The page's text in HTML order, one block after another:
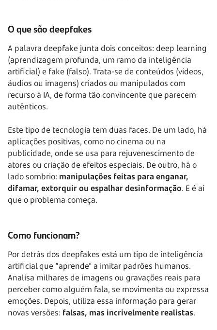
O que são deepfakes
A palavra deepfake junta dois conceitos: deep learning
(aprendizagem profunda, um ramo da inteligência
artificial) e fake (falso). Trata-se de conteúdos (vídeos,
áudios ou imagens) criados ou manipulados com
recurso à IA, de forma tão convincente que parecem
autênticos.
Este tipo de tecnologia tem duas faces. De um lado, há
aplicações positivas, como no cinema ou na
publicidade, onde se usa para rejuvenescimento de
atores ou criação de efeitos especiais. De outro, há o
lado sombrio: manipulações feitas para enganar,
difamar, extorquir ou espalhar desinformação. E é aí
que o problema começa.
Como funcionam?
Por detrás dos deepfakes está um tipo de inteligência
artificial que “aprende” a imitar padrões humanos.
Analisa milhares de imagens ou gravações reais para
perceber como alguém fala, se movimenta ou expressa
emoções. Depois, utiliza essa informação para gerar
novas versões: falsas, mas incrivelmente realistas.